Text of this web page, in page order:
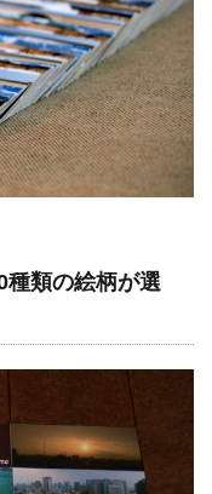
種類の絵柄が選